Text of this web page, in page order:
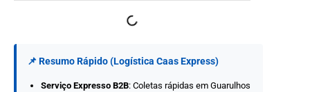
📌 Resumo Rápido (Logística Caas Express)
Serviço Expresso B2B: Coletas rápidas em Guarulhos